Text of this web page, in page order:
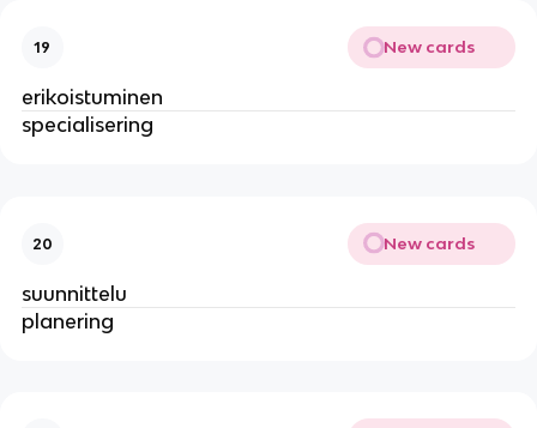
19 New cards
erikoistuminen
specialisering
20 New cards
suunnittelu
planering